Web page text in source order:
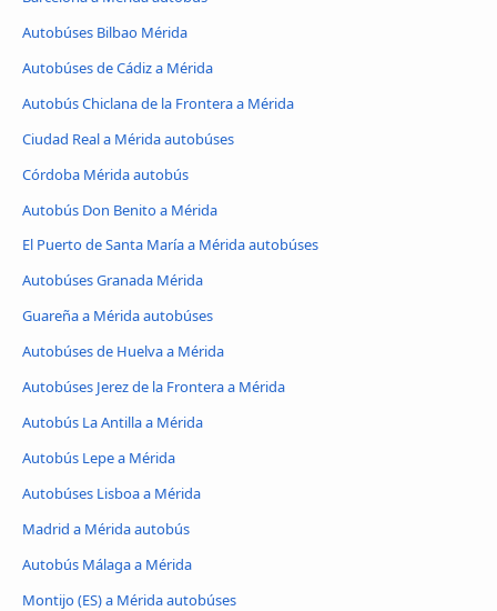
Autobúses Bilbao Mérida
Autobúses de Cádiz a Mérida
Autobús Chiclana de la Frontera a Mérida
Ciudad Real a Mérida autobúses
Córdoba Mérida autobús
Autobús Don Benito a Mérida
El Puerto de Santa María a Mérida autobúses
Autobúses Granada Mérida
Guareña a Mérida autobúses
Autobúses de Huelva a Mérida
Autobúses Jerez de la Frontera a Mérida
Autobús La Antilla a Mérida
Autobús Lepe a Mérida
Autobúses Lisboa a Mérida
Madrid a Mérida autobús
Autobús Málaga a Mérida
Montijo (ES) a Mérida autobúses